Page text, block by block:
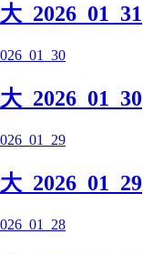
_2026_01_31
_2026_01_30
_2026_01_29